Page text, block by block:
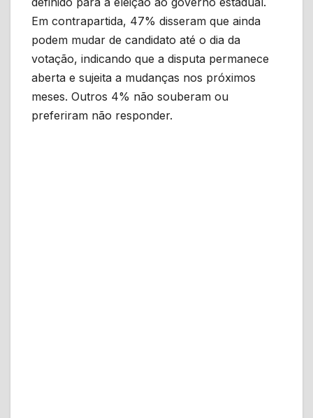
Em contrapartida, 47% disseram que ainda
podem mudar de candidato até o dia da
votação, indicando que a disputa permanece
aberta e sujeita a mudanças nos próximos
meses. Outros 4% não souberam ou
preferiram não responder.